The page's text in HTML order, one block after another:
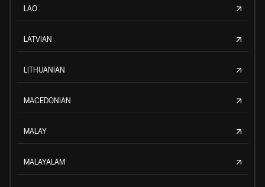
LAO
LATVIAN
LITHUANIAN
MACEDONIAN
MALAY
MALAYALAM